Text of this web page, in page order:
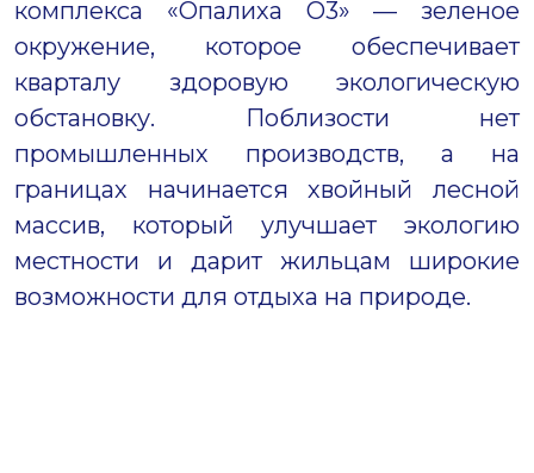
комплекса «Опалиха О3» — зеленое
окружение, которое обеспечивает
кварталу здоровую экологическую
обстановку. Поблизости нет
промышленных производств, а на
границах начинается хвойный лесной
массив, который улучшает экологию
местности и дарит жильцам широкие
возможности для отдыха на природе.